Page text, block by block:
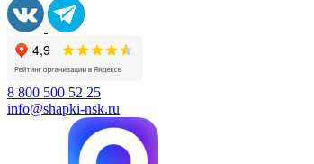
8 800 500 52 25
info@shapki-nsk.ru